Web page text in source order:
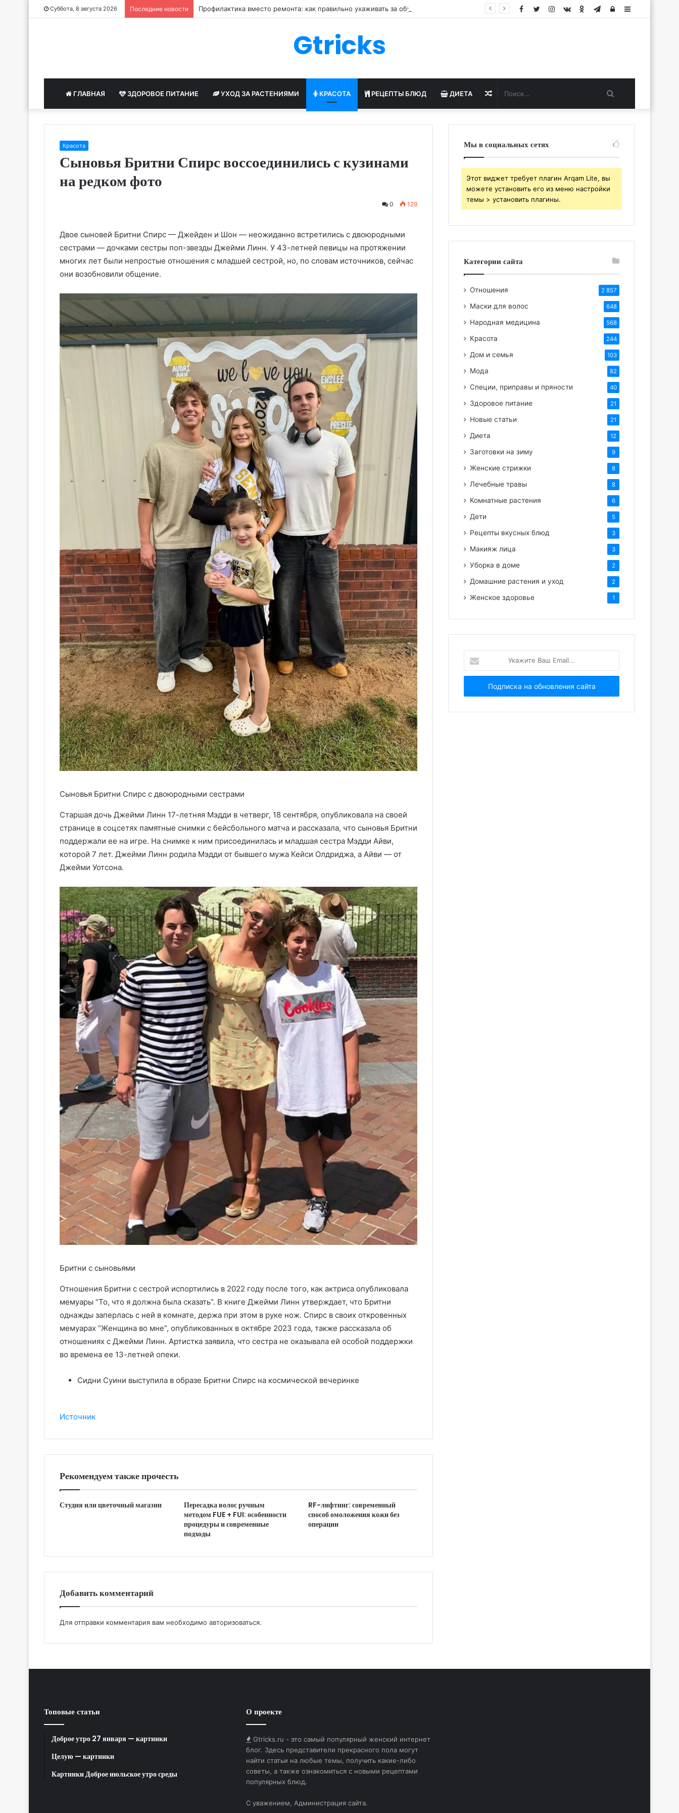
Суббота, 8 августа 2026 Последние новости Профилактика вместо ремонта: как правильно ухаживать за обувью Sidebar
Авторизация
Telegram
Одноклассники
vk.com
Instagram
Twitter
Facebook
Gtricks
ГЛАВНАЯ ЗДОРОВОЕ ПИТАНИЕ УХОД ЗА РАСТЕНИЯМИ КРАСОТА РЕЦЕПТЫ БЛЮД ДИЕТА Случайная
статья
Красота
Сыновья Бритни Спирс воссоединились с кузинами
на редком фото
0 129
Двое сыновей Бритни Спирс — Джейден и Шон — неожиданно встретились с двоюродными
сестрами — дочками сестры поп-звезды Джейми Линн. У 43-летней певицы на протяжении
многих лет были непростые отношения с младшей сестрой, но, по словам источников, сейчас
они возобновили общение.
Сыновья Бритни Спирс с двоюродными сестрами
Старшая дочь Джейми Линн 17-летняя Мэдди в четверг, 18 сентября, опубликовала на своей
странице в соцсетях памятные снимки с бейсбольного матча и рассказала, что сыновья Бритни
поддержали ее на игре. На снимке к ним присоединилась и младшая сестра Мэдди Айви,
которой 7 лет. Джейми Линн родила Мэдди от бывшего мужа Кейси Олдриджа, а Айви — от
Джейми Уотсона.
Бритни с сыновьями
Отношения Бритни с сестрой испортились в 2022 году после того, как актриса опубликовала
мемуары “То, что я должна была сказать”. В книге Джейми Линн утверждает, что Бритни
однажды заперлась с ней в комнате, держа при этом в руке нож. Спирс в своих откровенных
мемуарах “Женщина во мне”, опубликованных в октябре 2023 года, также рассказала об
отношениях с Джейми Линн. Артистка заявила, что сестра не оказывала ей особой поддержки
во времена ее 13-летней опеки.
Сидни Суини выступила в образе Бритни Спирс на космической вечеринке
Источник
Рекомендуем также прочесть
Студия или цветочный магазин
Пересадка волос ручным
методом FUE + FUI: особенности
процедуры и современные
подходы
RF-лифтинг: современный
способ омоложения кожи без
операции
Добавить комментарий
Для отправки комментария вам необходимо авторизоваться.
Мы в социальных сетях
Этот виджет требует плагин Arqam Lite, вы
можете установить его из меню настройки
темы > установить плагины.
Категории сайта
Отношения 2 857
Маски для волос 648
Народная медицина 568
Красота 244
Дом и семья 103
Мода 82
Специи, приправы и пряности 40
Здоровое питание 21
Новые статьи 21
Диета 12
Заготовки на зиму 9
Женские стрижки 8
Лечебные травы 8
Комнатные растения 6
Дети 5
Рецепты вкусных блюд 3
Макияж лица 3
Уборка в доме 2
Домашние растения и уход 2
Женское здоровье 1
Ваш
Email...
Топовые статьи
Доброе утро 27 января — картинки
Целую — картинки
Картинки Доброе июльское утро среды
О проекте
Gtricks.ru - это самый популярный женский интернет
блог. Здесь представители прекрасного пола могут
найти статьи на любые темы, получить какие-либо
советы, а также ознакомиться с новыми рецептами
популярных блюд.
С уважением, Администрация сайта.